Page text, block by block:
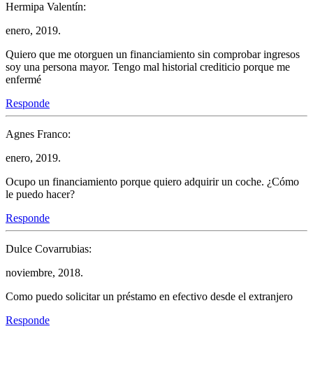
Hermipa Valentín:
enero, 2019.
Quiero que me otorguen un financiamiento sin comprobar ingresos
soy una persona mayor. Tengo mal historial crediticio porque me
enfermé
Responde
Agnes Franco:
enero, 2019.
Ocupo un financiamiento porque quiero adquirir un coche. ¿Cómo
le puedo hacer?
Responde
Dulce Covarrubias:
noviembre, 2018.
Como puedo solicitar un préstamo en efectivo desde el extranjero
Responde